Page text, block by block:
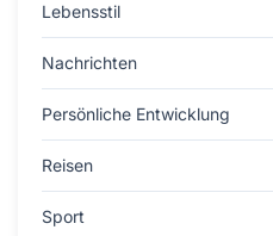
Lebensstil
Nachrichten
Persönliche Entwicklung
Reisen
Sport